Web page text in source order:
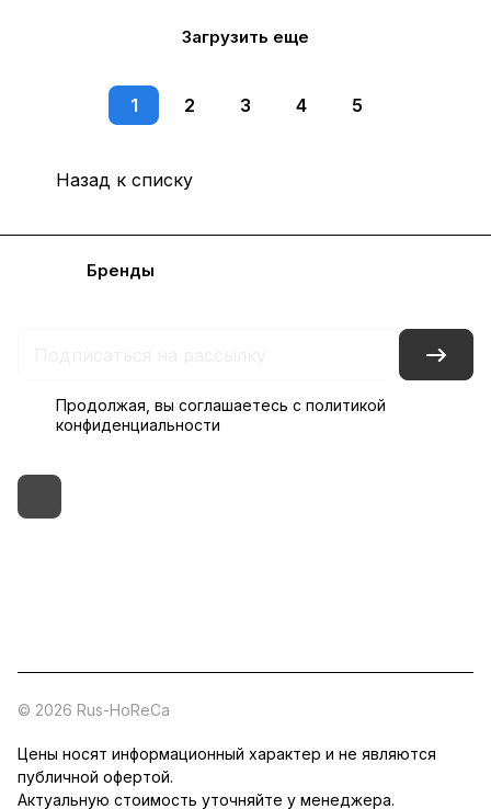
Загрузить еще
1 2 3 4 5
Назад к списку
Бренды
Продолжая, вы соглашаетесь с политикой
конфиденциальности
© 2026 Rus-HoReCa
Цены носят информационный характер и не являются
публичной офертой.
Актуальную стоимость уточняйте у менеджера.